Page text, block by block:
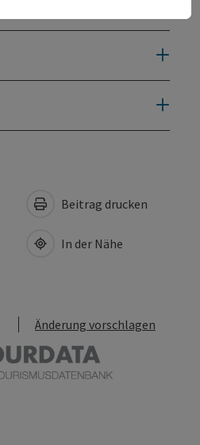
Beitrag drucken
In der Nähe
Änderung vorschlagen